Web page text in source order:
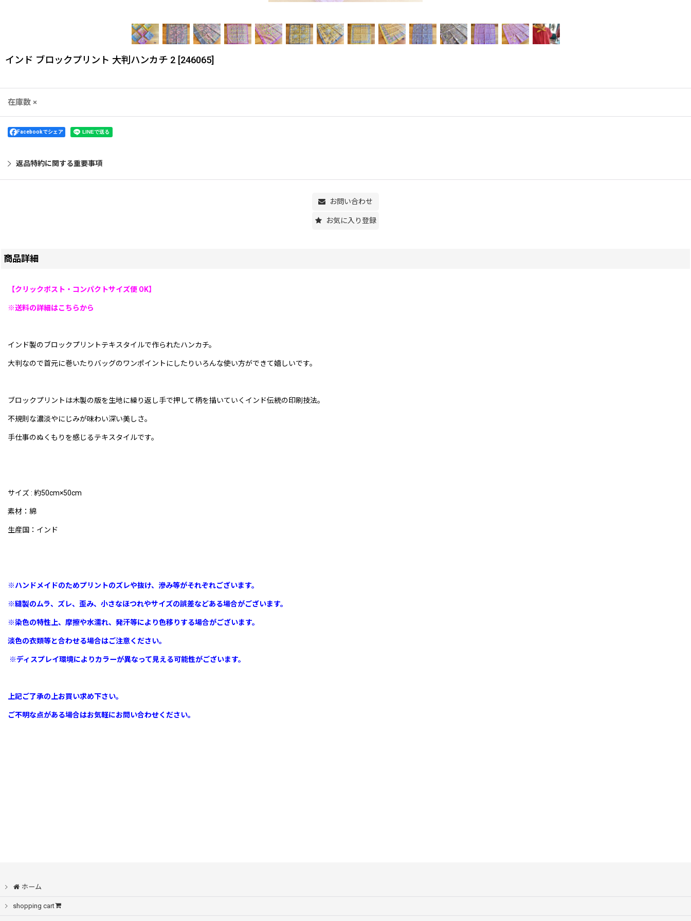
インド ブロックプリント 大判ハンカチ 2 [246065]
在庫数 ×
Facebookでシェア
返品特約に関する重要事項
お問い合わせ
お気に入り登録
商品詳細
【クリックポスト・コンパクトサイズ便 OK】
※送料の詳細はこちらから
インド製のブロックプリントテキスタイルで作られたハンカチ。
大判なので首元に巻いたりバッグのワンポイントにしたりいろんな使い方ができて嬉しいです。
ブロックプリントは木製の版を生地に繰り返し手で押して柄を描いていくインド伝統の印刷技法。
不規則な濃淡やにじみが味わい深い美しさ。
手仕事のぬくもりを感じるテキスタイルです。
サイズ : 約50cm×50cm
素材：綿
生産国：インド
※ハンドメイドのためプリントのズレや抜け、滲み等がそれぞれございます。
※縫製のムラ、ズレ、歪み、 小さなほつれやサイズの誤差などある場合がございます。
※染色の特性上、摩擦や水濡れ、発汗等により色移りする場合がございます。
淡色の衣類等と合わせる場合はご注意ください。
※ディスプレイ環境によりカラーが異なって見える可能性がございます。
上記ご了承の上お買い求め下さい。
ご不明な点がある場合はお気軽にお問い合わせください。
ホーム
shopping cart